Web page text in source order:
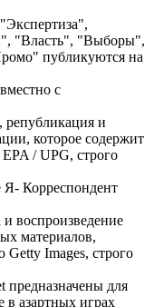
"Власть", "Выборы",
публикуются на
с
и
которое содержит
/ UPG, строго
Я- Корреспондент
воспроизведение
материалов,
Images, строго
предназначены для
в азартных играх